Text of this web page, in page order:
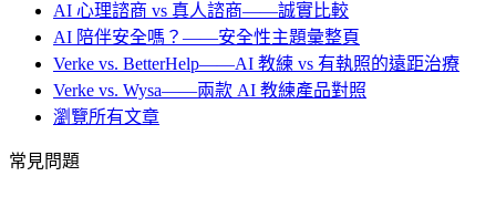
AI 心理諮商 vs 真人諮商——誠實比較
AI 陪伴安全嗎？——安全性主題彙整頁
Verke vs. BetterHelp——AI 教練 vs 有執照的遠距治療
Verke vs. Wysa——兩款 AI 教練產品對照
瀏覽所有文章
常見問題